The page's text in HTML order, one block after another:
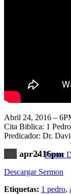
Pastor
Abril 24, 2016 –
Cita Biblica: 1
Predicador: Dr.
apr2416pm
Descargar Sermon
Etiquetas: 1 pedro,